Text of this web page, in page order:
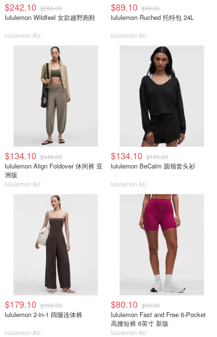
$242.10 $269.00
lululemon Wildfeel 女款越野跑鞋
lululemon AU
$89.10 $99.00
lululemon Ruched 托特包 24L
lululemon AU
$134.10 $149.00
lululemon Align Foldover 休闲裤 亚
洲版
lululemon AU
$134.10 $149.00
lululemon BeCalm 圆领套头衫
lululemon AU
$179.10 $199.00
lululemon 2-in-1 阔腿连体裤
lululemon AU
$80.10 $89.00
lululemon Fast and Free 6-Pocket
高腰短裤 6英寸 新版
lululemon AU